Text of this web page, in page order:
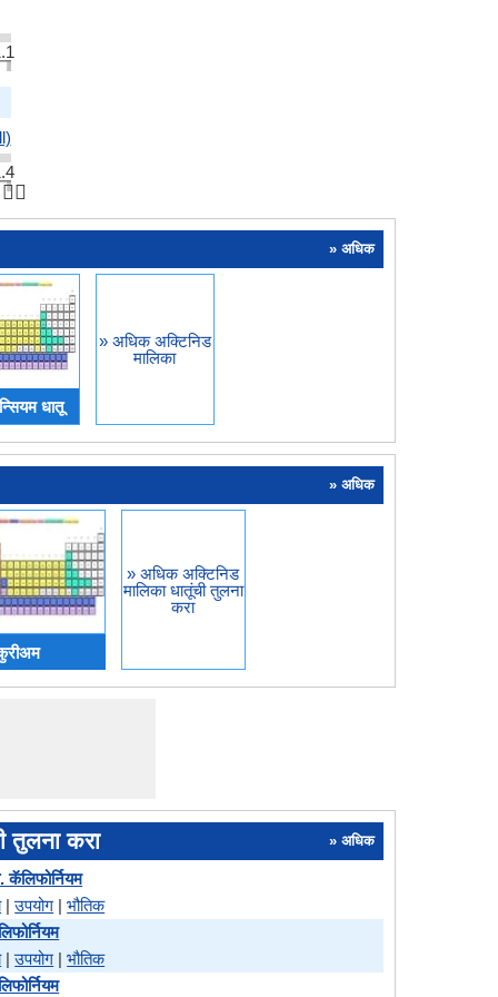
👆🏻
» अधिक
धातू
» अधिक अक्टिनिड
मालिका
» अधिक
» अधिक अक्टिनिड
मालिका धातूंची तुलना
करा
तुलना करा » अधिक
कॅलिफोर्नियम
|उपयोग |भौतिक
|उपयोग |भौतिक